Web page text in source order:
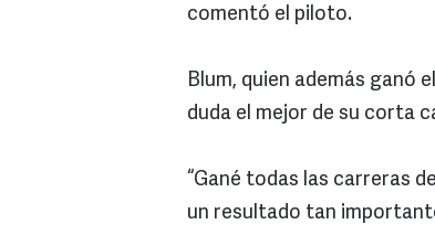
comentó el piloto.
Blum, quien además ganó
duda el mejor de su corta
“Gané todas las carreras
un resultado tan